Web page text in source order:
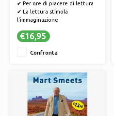
✔ Per ore di piacere di lettura
✔ La lettura stimola
l'immaginazione
verso altri mondi
€16,95
Confronta